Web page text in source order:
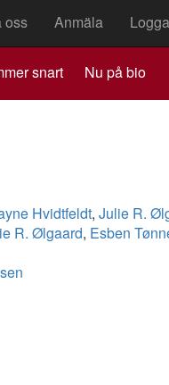
oss Anmäla
snart Nu på bio
Hvidtfeldt, Julie R.
R. Ølgaard, Esben